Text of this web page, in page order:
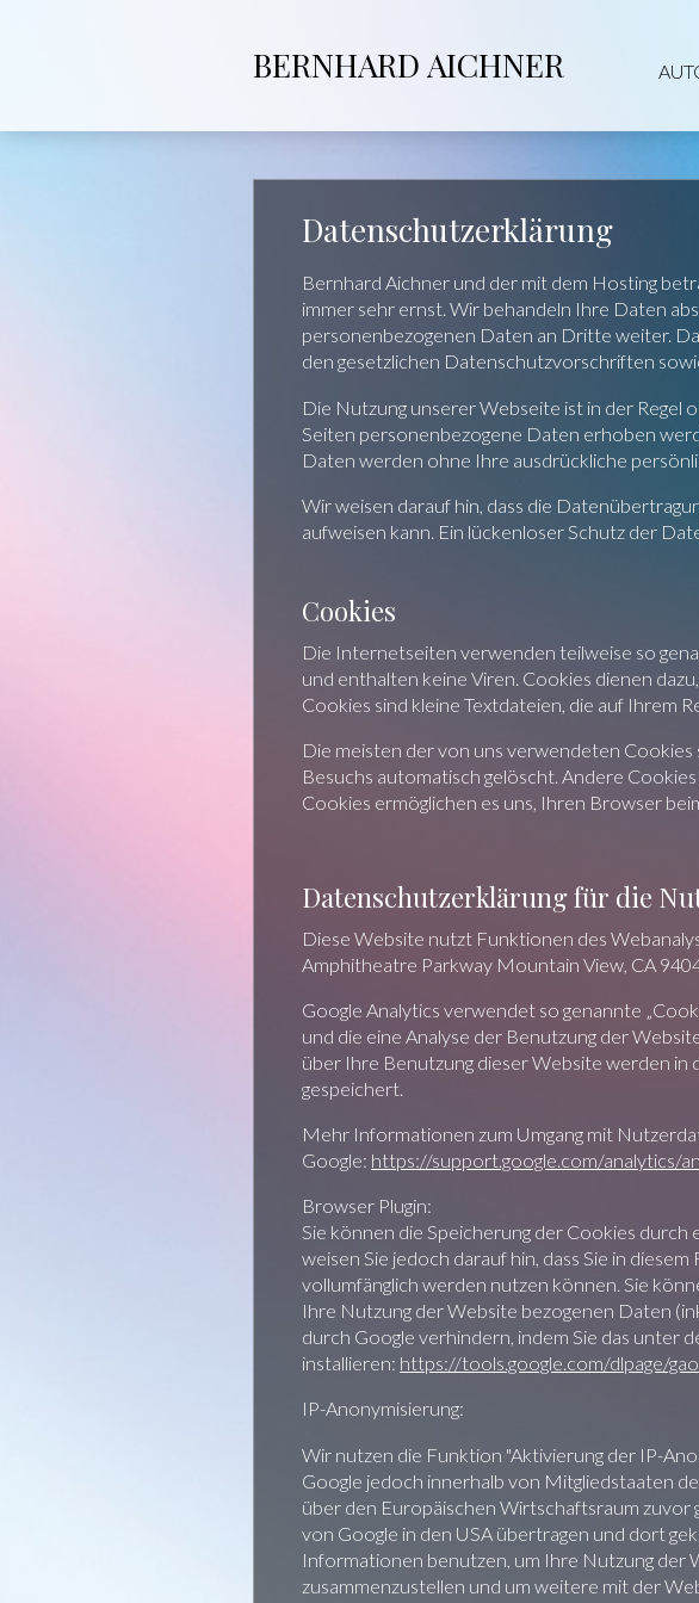
BERNHARD AICHNER
Datenschutzerklärung
Bernhard Aichner und der mit dem Hosting
immer sehr ernst. Wir behandeln Ihre Daten
personenbezogenen Daten an Dritte weiter.
den gesetzlichen Datenschutzvorschriften
Die Nutzung unserer Webseite ist in der Regel
Seiten personenbezogene Daten erhoben
Daten werden ohne Ihre ausdrückliche
Wir weisen darauf hin, dass die
aufweisen kann. Ein lückenloser Schutz der
Cookies
Die Internetseiten verwenden teilweise so
und enthalten keine Viren. Cookies dienen
Cookies sind kleine Textdateien, die auf Ihrem
Die meisten der von uns verwendeten Cookies
Besuchs automatisch gelöscht. Andere
Cookies ermöglichen es uns, Ihren Browser
Datenschutzerklärung für die
Diese Website nutzt Funktionen des
Amphitheatre Parkway Mountain View, CA
Google Analytics verwendet so genannte
und die eine Analyse der Benutzung der
über Ihre Benutzung dieser Website werden in
gespeichert.
Mehr Informationen zum Umgang mit
Google: https://support.google.com/analytics/
Browser Plugin:
Sie können die Speicherung der Cookies
weisen Sie jedoch darauf hin, dass Sie in
vollumfänglich werden nutzen können. Sie
Ihre Nutzung der Website bezogenen Daten
durch Google verhindern, indem Sie das unter
installieren: https://tools.google.com/dlpage/
IP-Anonymisierung:
Wir nutzen die Funktion "Aktivierung der IP-
Google jedoch innerhalb von Mitgliedstaaten
über den Europäischen Wirtschaftsraum zuvor
von Google in den USA übertragen und dort
Informationen benutzen, um Ihre Nutzung der
zusammenzustellen und um weitere mit der